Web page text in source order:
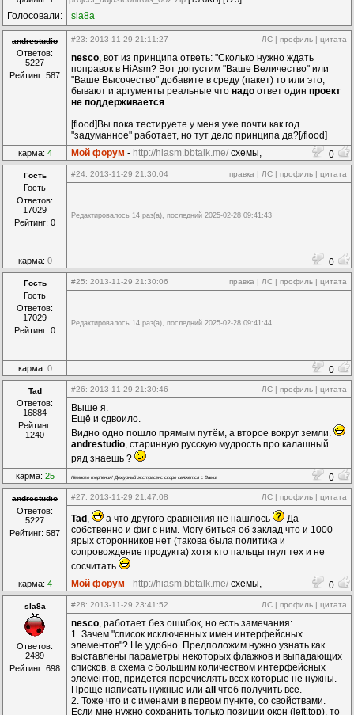
Голосовали: sla8a
andrestudio
Ответов:
5227
Рейтинг: 587
#23: 2013-11-29 21:11:27 ЛС | профиль | цитата
nesco, вот из принципа ответь: "Сколько нужно ждать
поправок в HiAsm? Вот допустим "Ваше Величество" или
"Ваше Высочество" добавите в среду (пакет) то или это,
бывают и аргументы реальные что надо ответ один проект
не поддерживается
[flood]Вы пока тестируете у меня уже почти как год
"задуманное" работает, но тут дело принципа да?[/flood]
карма: 4 Мой форум - http://hiasm.bbtalk.me/ схемы,
компоненты...
0
Гость
Гость
Ответов:
17029
Рейтинг: 0
#24: 2013-11-29 21:30:04 правка | ЛС | профиль | цитата
Редактировалось 14 раз(а), последний 2025-02-28 09:41:43
карма: 0 0
Гость
Гость
Ответов:
17029
Рейтинг: 0
#25: 2013-11-29 21:30:06 правка | ЛС | профиль | цитата
Редактировалось 14 раз(а), последний 2025-02-28 09:41:44
карма: 0 0
Tad
Ответов:
16884
Рейтинг:
1240
#26: 2013-11-29 21:30:46 ЛС | профиль | цитата
Выше я.
Ещё и сдвоило.
Видно одно пошло прямым путём, а второе вокруг земли.
andrestudio, старинную русскую мудрость про калашный
ряд знаешь ?
карма: 25 Немного терпения! Дежурный экстрасенс скоро свяжется с Вами! 0
andrestudio
Ответов:
5227
Рейтинг: 587
#27: 2013-11-29 21:47:08 ЛС | профиль | цитата
Tad , а что другого сравнения не нашлось
Да
собственно и фиг с ним. Могу биться об заклад что и 1000
ярых сторонников нет (такова была политика и
сопровождение продукта) хотя кто пальцы гнул тех и не
сосчитать
карма: 4 Мой форум - http://hiasm.bbtalk.me/ схемы,
компоненты...
0
sla8a
Ответов:
2489
Рейтинг: 698
#28: 2013-11-29 23:41:52 ЛС | профиль | цитата
nesco, работает без ошибок, но есть замечания:
1. Зачем "список исключенных имен интерфейсных
элементов"? Не удобно. Предположим нужно узнать как
выставлены параметры некоторых флажков и выпадающих
списков, а схема с большим количеством интерфейсных
элементов, придется перечислять всех которые не нужны.
Проще написать нужные или all
чтоб получить все.
2. Тоже что и с именами в первом пункте, со свойствами.
Если мне нужно сохранить только позиции окон (left,top), то